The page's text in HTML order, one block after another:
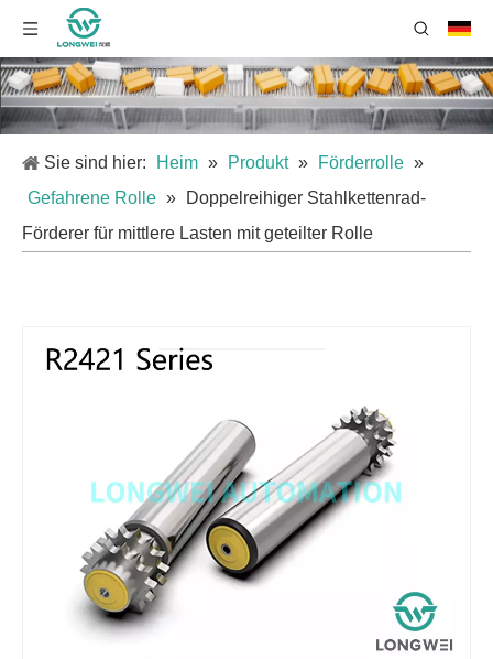
Sie sind hier: Heim » Produkt » Förderrolle »
Gefahrene Rolle »
Doppelreihiger Stahlkettenrad-
Förderer für mittlere Lasten mit geteilter Rolle